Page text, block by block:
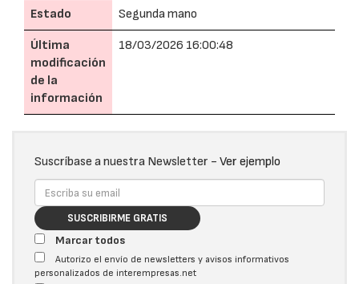
Estado Segunda mano
Última
modificación
de la
información
18/03/2026 16:00:48
Suscríbase a nuestra Newsletter - Ver ejemplo
SUSCRIBIRME GRATIS
Marcar todos
Autorizo el envío de newsletters y avisos informativos
personalizados de interempresas.net